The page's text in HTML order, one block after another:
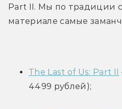
Part II. Мы по традиции
материале самые
The Last of Us: Part II
4499 рублей);